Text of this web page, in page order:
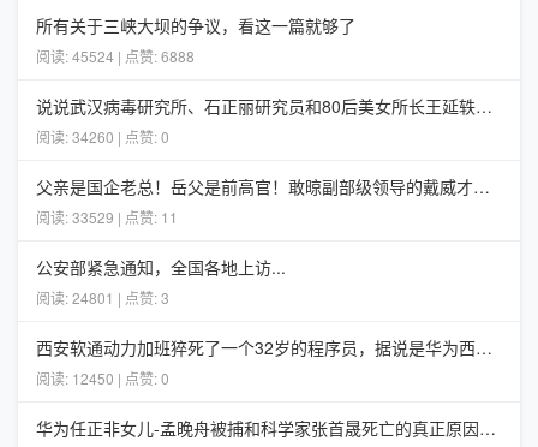
所有关于三峡大坝的争议，看这一篇就够了
阅读: 45524 | 点赞: 6888
说说武汉病毒研究所、石正丽研究员和80后美女所长王延轶的一些事
阅读: 34260 | 点赞: 0
父亲是国企老总！岳父是前高官！敢晾副部级领导的戴威才不担心ofo
阅读: 33529 | 点赞: 11
公安部紧急通知，全国各地上访...
阅读: 24801 | 点赞: 3
西安软通动力加班猝死了一个32岁的程序员，据说是华为西安5G项目组的
阅读: 12450 | 点赞: 0
华为任正非女儿-孟晚舟被捕和科学家张首晟死亡的真正原因分析